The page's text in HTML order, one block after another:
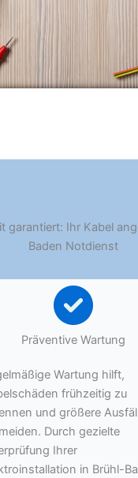
garantiert: Ihr Kabel
Baden Notdienst
Präventive Wartung
Wartung hilft,
frühzeitig zu
und größere
Durch gezielte
Ihrer
in Brühl-